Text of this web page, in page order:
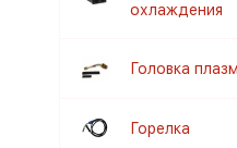
охлаждения
Головка
Горелка